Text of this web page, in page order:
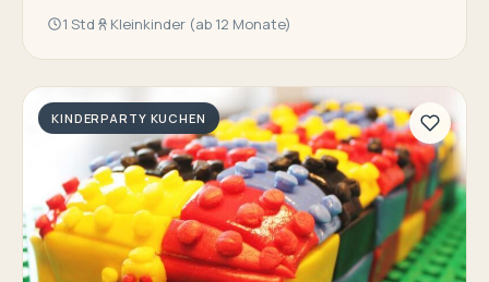
1 Std Kleinkinder (ab 12 Monate)
KINDERPARTY KUCHEN